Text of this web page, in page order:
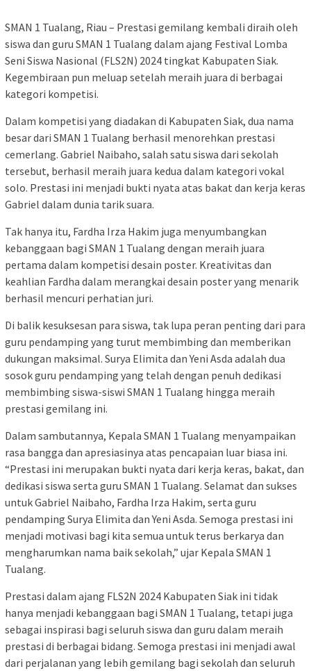
SMAN 1 Tualang, Riau – Prestasi gemilang kembali diraih oleh
siswa dan guru SMAN 1 Tualang dalam ajang Festival Lomba
Seni Siswa Nasional (FLS2N) 2024 tingkat Kabupaten Siak.
Kegembiraan pun meluap setelah meraih juara di berbagai
kategori kompetisi.
Dalam kompetisi yang diadakan di Kabupaten Siak, dua nama
besar dari SMAN 1 Tualang berhasil menorehkan prestasi
cemerlang. Gabriel Naibaho, salah satu siswa dari sekolah
tersebut, berhasil meraih juara kedua dalam kategori vokal
solo. Prestasi ini menjadi bukti nyata atas bakat dan kerja keras
Gabriel dalam dunia tarik suara.
Tak hanya itu, Fardha Irza Hakim juga menyumbangkan
kebanggaan bagi SMAN 1 Tualang dengan meraih juara
pertama dalam kompetisi desain poster. Kreativitas dan
keahlian Fardha dalam merangkai desain poster yang menarik
berhasil mencuri perhatian juri.
Di balik kesuksesan para siswa, tak lupa peran penting dari para
guru pendamping yang turut membimbing dan memberikan
dukungan maksimal. Surya Elimita dan Yeni Asda adalah dua
sosok guru pendamping yang telah dengan penuh dedikasi
membimbing siswa-siswi SMAN 1 Tualang hingga meraih
prestasi gemilang ini.
Dalam sambutannya, Kepala SMAN 1 Tualang menyampaikan
rasa bangga dan apresiasinya atas pencapaian luar biasa ini.
“Prestasi ini merupakan bukti nyata dari kerja keras, bakat, dan
dedikasi siswa serta guru SMAN 1 Tualang. Selamat dan sukses
untuk Gabriel Naibaho, Fardha Irza Hakim, serta guru
pendamping Surya Elimita dan Yeni Asda. Semoga prestasi ini
menjadi motivasi bagi kita semua untuk terus berkarya dan
mengharumkan nama baik sekolah,” ujar Kepala SMAN 1
Tualang.
Prestasi dalam ajang FLS2N 2024 Kabupaten Siak ini tidak
hanya menjadi kebanggaan bagi SMAN 1 Tualang, tetapi juga
sebagai inspirasi bagi seluruh siswa dan guru dalam meraih
prestasi di berbagai bidang. Semoga prestasi ini menjadi awal
dari perjalanan yang lebih gemilang bagi sekolah dan seluruh